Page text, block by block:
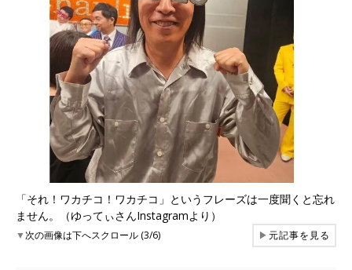
「それ！ワカチコ！ワカチコ」というフレーズは一度聞くと忘れ
ません。（ゆってぃさんInstagramより）
▼次の画像は下へスクロール (3/6) ▶元記事を見る